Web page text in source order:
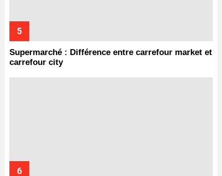
Supermarché : Différence entre carrefour market et
carrefour city